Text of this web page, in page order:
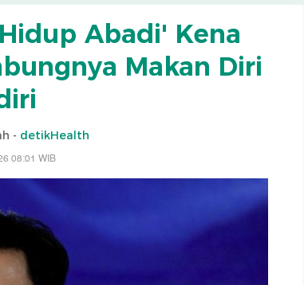
Abadi' Kena
Makan Diri
- detikHealth
08:01 WIB